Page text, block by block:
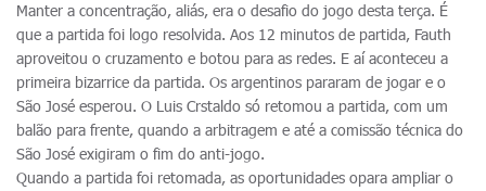
Manter a concentração, aliás, era o desafio do jogo desta terça. É
que a partida foi logo resolvida. Aos 12 minutos de partida, Fauth
aproveitou o cruzamento e botou para as redes. E aí aconteceu a
primeira bizarrice da partida. Os argentinos pararam de jogar e o
São José esperou. O Luis Crstaldo só retomou a partida, com um
balão para frente, quando a arbitragem e até a comissão técnica do
São José exigiram o fim do anti-jogo.
Quando a partida foi retomada, as oportunidades opara ampliar o